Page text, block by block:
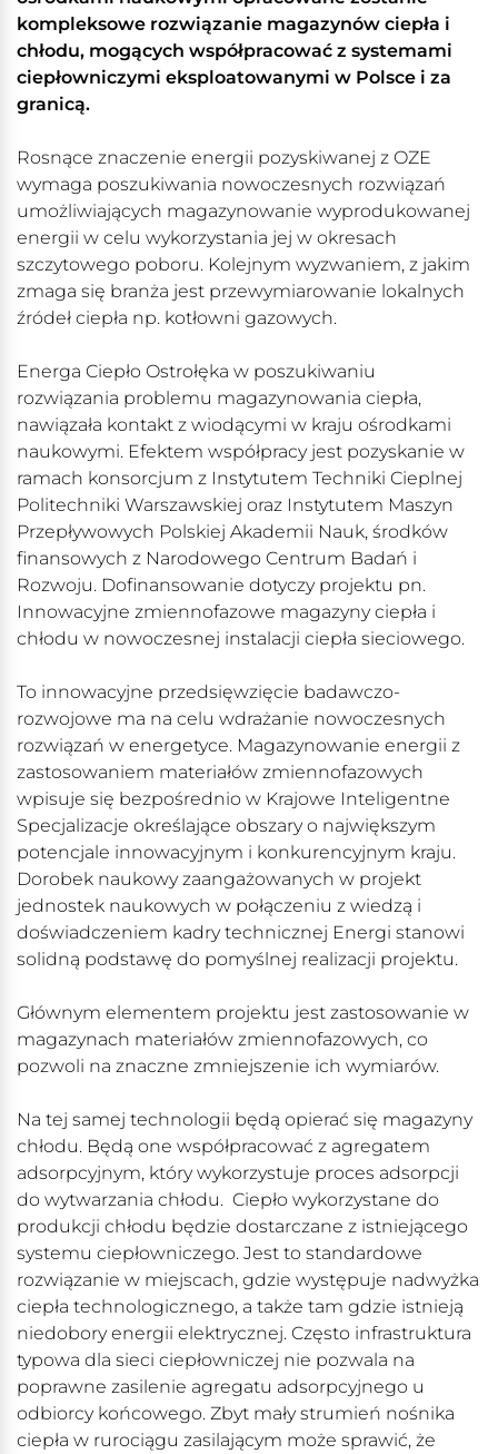
kompleksowe rozwiązanie magazynów ciepła i
chłodu, mogących współpracować z systemami
ciepłowniczymi eksploatowanymi w Polsce i za
granicą.
Rosnące znaczenie energii pozyskiwanej z OZE
wymaga poszukiwania nowoczesnych rozwiązań
umożliwiających magazynowanie wyprodukowanej
energii w celu wykorzystania jej w okresach
szczytowego poboru. Kolejnym wyzwaniem, z jakim
zmaga się branża jest przewymiarowanie lokalnych
źródeł ciepła np. kotłowni gazowych.
Energa Ciepło Ostrołęka w poszukiwaniu
rozwiązania problemu magazynowania ciepła,
nawiązała kontakt z wiodącymi w kraju ośrodkami
naukowymi. Efektem współpracy jest pozyskanie w
ramach konsorcjum z Instytutem Techniki Cieplnej
Politechniki Warszawskiej oraz Instytutem Maszyn
Przepływowych Polskiej Akademii Nauk, środków
finansowych z Narodowego Centrum Badań i
Rozwoju. Dofinansowanie dotyczy projektu pn.
Innowacyjne zmiennofazowe magazyny ciepła i
chłodu w nowoczesnej instalacji ciepła sieciowego.
To innowacyjne przedsięwzięcie badawczo-
rozwojowe ma na celu wdrażanie nowoczesnych
rozwiązań w energetyce. Magazynowanie energii z
zastosowaniem materiałów zmiennofazowych
wpisuje się bezpośrednio w Krajowe Inteligentne
Specjalizacje określające obszary o największym
potencjale innowacyjnym i konkurencyjnym kraju.
Dorobek naukowy zaangażowanych w projekt
jednostek naukowych w połączeniu z wiedzą i
doświadczeniem kadry technicznej Energi stanowi
solidną podstawę do pomyślnej realizacji projektu.
Głównym elementem projektu jest zastosowanie w
magazynach materiałów zmiennofazowych, co
pozwoli na znaczne zmniejszenie ich wymiarów.
Na tej samej technologii będą opierać się magazyny
chłodu. Będą one współpracować z agregatem
adsorpcyjnym, który wykorzystuje proces adsorpcji
do wytwarzania chłodu. Ciepło wykorzystane do
produkcji chłodu będzie dostarczane z istniejącego
systemu ciepłowniczego. Jest to standardowe
rozwiązanie w miejscach, gdzie występuje nadwyżka
ciepła technologicznego, a także tam gdzie istnieją
niedobory energii elektrycznej. Często infrastruktura
typowa dla sieci ciepłowniczej nie pozwala na
poprawne zasilenie agregatu adsorpcyjnego u
odbiorcy końcowego. Zbyt mały strumień nośnika
ciepła w rurociągu zasilającym może sprawić, że